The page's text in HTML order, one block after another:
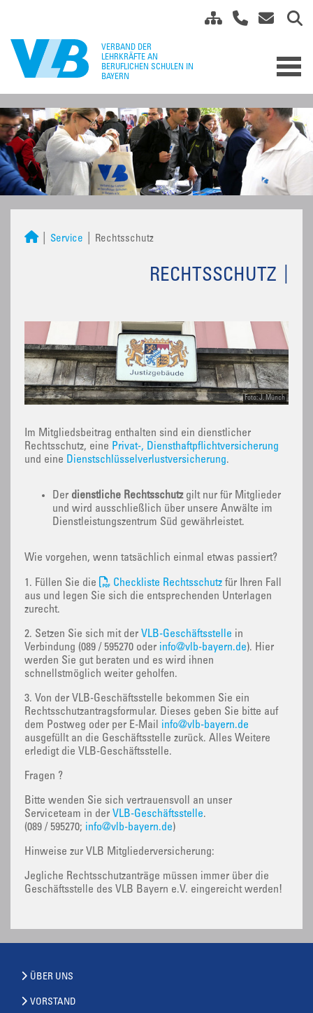
Service Rechtsschutz
RECHTSSCHUTZ
Foto: J. Münch
Im Mitgliedsbeitrag enthalten sind ein dienstlicher
Rechtsschutz, eine Privat-, Diensthaftpflichtversicherung
und eine Dienstschlüsselverlustversicherung.
Der dienstliche Rechtsschutzgilt nur für Mitglieder
und wird ausschließlich über unsere Anwälte im
Dienstleistungszentrum Süd gewährleistet.
Wie vorgehen, wenn tatsächlich einmal etwas passiert?
1. Füllen Sie die Checkliste Rechtsschutz für Ihren Fall
aus und legen Sie sich die entsprechenden Unterlagen
zurecht.
2. Setzen Sie sich mit der VLB-Geschäftsstelle in
Verbindung (089 / 595270 oder info@vlb-bayern.de). Hier
werden Sie gut beraten und es wird ihnen
schnellstmöglich weiter geholfen.
3. Von der VLB-Geschäftsstelle bekommen Sie ein
Rechtsschutzantragsformular. Dieses geben Sie bitte auf
dem Postweg oder per E-Mail info@vlb-bayern.de
ausgefüllt an die Geschäftsstelle zurück. Alles Weitere
erledigt die VLB-Geschäftsstelle.
Fragen ?
Bitte wenden Sie sich vertrauensvoll an unser
Serviceteam in der VLB-Geschäftsstelle.
(089 / 595270; info@vlb-bayern.de)
Hinweise zur VLB Mitgliederversicherung:
Jegliche Rechtsschutzanträge müssen immer über die
Geschäftsstelle des VLB Bayern e.V. eingereicht werden!
ÜBER UNS
VORSTAND